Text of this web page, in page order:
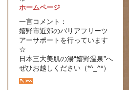
ホームページ
一言コメント：
嬉野市近郊のバリアフリーツ
アーサポートを行っています
☆
日本三大美肌の湯“嬉野温泉”へ
ぜひお越しください（*^_^*）